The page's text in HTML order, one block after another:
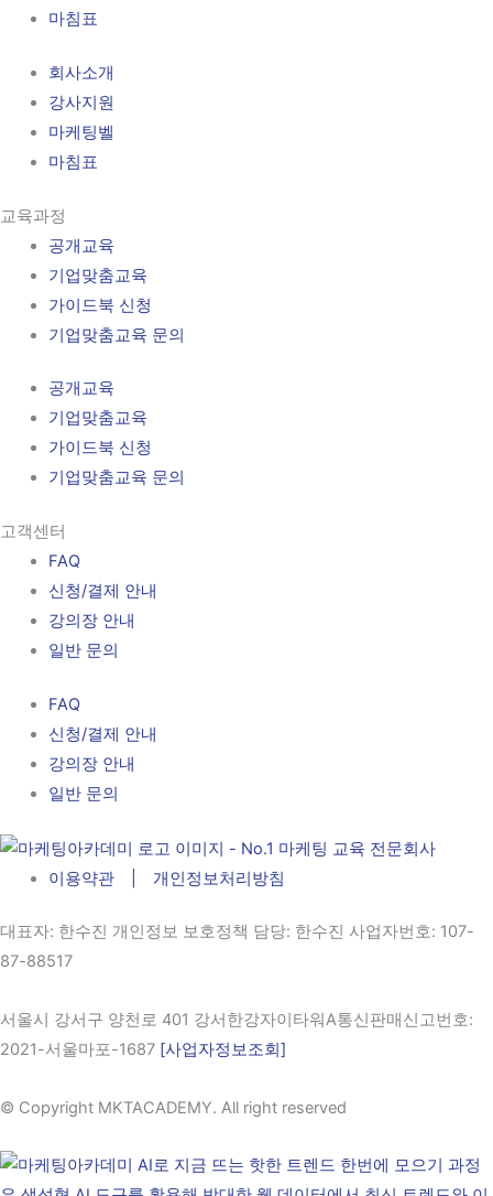
마침표
회사소개
강사지원
마케팅벨
마침표
교육과정
공개교육
기업맞춤교육
가이드북 신청
기업맞춤교육 문의
공개교육
기업맞춤교육
가이드북 신청
기업맞춤교육 문의
고객센터
FAQ
신청/결제 안내
강의장 안내
일반 문의
FAQ
신청/결제 안내
강의장 안내
일반 문의
이용약관 | 개인정보처리방침
대표자: 한수진 개인정보 보호정책 담당: 한수진 사업자번호: 107-
87-88517
서울시 강서구 양천로 401 강서한강자이타워A통신판매신고번호:
2021-서울마포-1687 [사업자정보조회]
© Copyright MKTACADEMY. All right reserved​